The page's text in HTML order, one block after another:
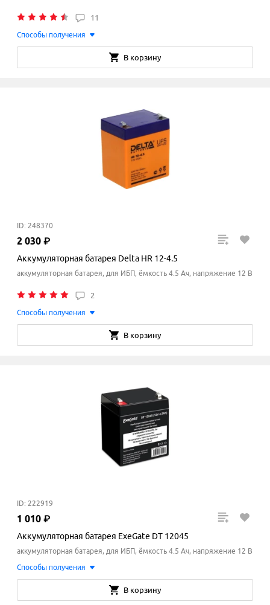
11
Способы получения
В корзину
ID: 248370
2 030 ₽
Аккумуляторная батарея Delta HR 12-4.5
аккумуляторная батарея, для ИБП, ёмкость 4.5 Ач, напряжение 12 В
2
Способы получения
В корзину
ID: 222919
1 010 ₽
Аккумуляторная батарея ExeGate DT 12045
аккумуляторная батарея, для ИБП, ёмкость 4.5 Ач, напряжение 12 В
Способы получения
В корзину